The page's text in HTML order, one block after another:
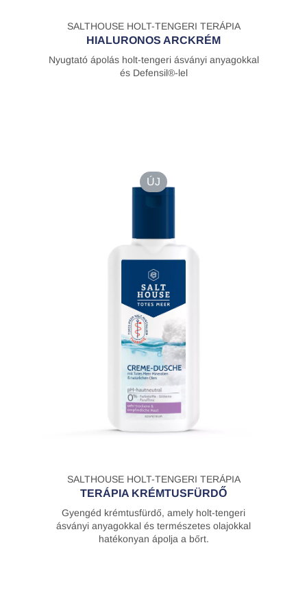
SALTHOUSE HOLT-TENGERI TERÁPIA
HIALURONOS ARCKRÉM
Nyugtató ápolás holt-tengeri ásványi anyagokkal
és Defensil®-lel
ÚJ
SALTHOUSE HOLT-TENGERI TERÁPIA
TERÁPIA KRÉMTUSFÜRDŐ
Gyengéd krémtusfürdő, amely holt-tengeri
ásványi anyagokkal és természetes olajokkal
hatékonyan ápolja a bőrt.